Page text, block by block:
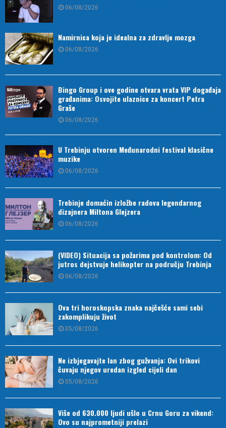
06/08/2026
Namirnica koja je idealna za zdravlje mozga
06/08/2026
Bingo Group i ove godine otvara vrata VIP događaja
građanima: Osvojite ulaznice za koncert Petra
Graše
06/08/2026
U Trebinju otvoren Međunarodni festival klasične
muzike
06/08/2026
Trebinje domaćin izložbe radova legendarnog
dizajnera Miltona Glejzera
06/08/2026
(VIDEO) Situacija sa požarima pod kontrolom: Od
jutros dejstvuje helikopter na području Trebinja
06/08/2026
Ova tri horoskopska znaka najčešće sami sebi
zakomplikuju život
05/08/2026
Ne izbjegavajte lan zbog gužvanja: Ovi trikovi
čuvaju njegov uredan izgled cijeli dan
05/08/2026
Više od 630.000 ljudi ušlo u Crnu Goru za vikend:
Ovo su najprometniji prelazi